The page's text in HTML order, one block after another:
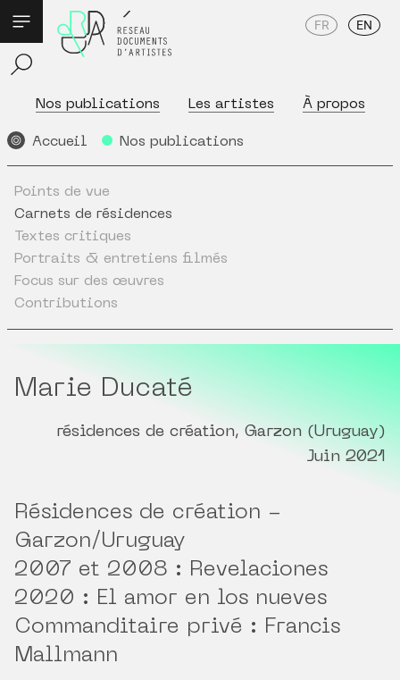
Nos publications Les artistes À propos
FR EN
Accueil Nos publications
Points de vue
Carnets de résidences
Textes critiques
Portraits & entretiens filmés
Focus sur des œuvres
Contributions
Marie Ducaté
résidences de création, Garzon (Uruguay)
Juin 2021
Résidences de création -
Garzon/Uruguay
2007 et 2008 : Revelaciones
2020 : El amor en los nueves
Commanditaire privé : Francis
Mallmann